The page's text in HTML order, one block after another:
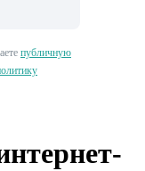
публичную